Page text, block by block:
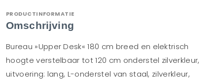
PRODUCTINFORMATIE
Omschrijving
Bureau »Upper Desk« 180 cm breed en elektrisch
hoogte verstelbaar tot 120 cm onderstel zilverkleur,
uitvoering: lang, L-onderstel van staal, zilverkleur,